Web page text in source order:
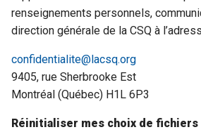
renseignements personnels,
direction générale de la CSQ à
confidentialite@lacsq.org
9405, rue Sherbrooke Est
Montréal (Québec) H1L 6P3
Réinitialiser mes choix de